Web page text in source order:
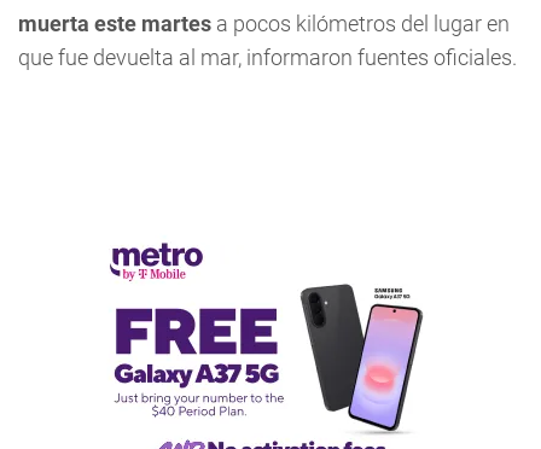
muerta este martes a pocos kilómetros del lugar en
que fue devuelta al mar, informaron fuentes oficiales.